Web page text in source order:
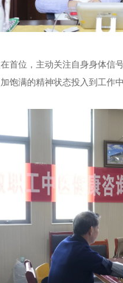
首位，主动关注自身身体信
饱满的精神状态投入到工作